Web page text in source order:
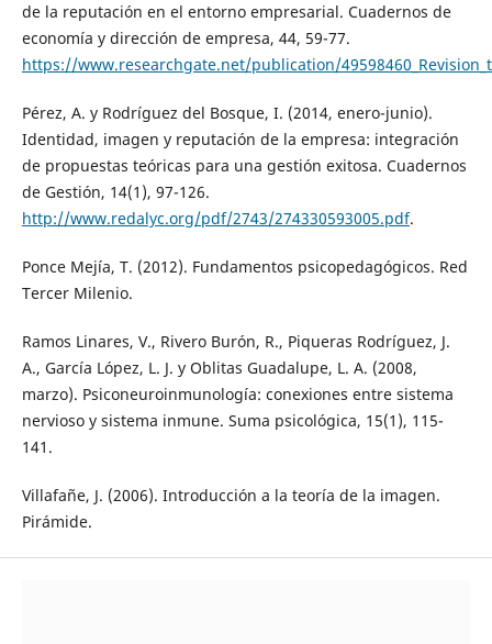
de la reputación en el entorno empresarial. Cuadernos de
economía y dirección de empresa, 44, 59-77.
https://www.researchgate.net/publication/
Pérez, A. y Rodríguez del Bosque, I. (2014, enero-junio).
Identidad, imagen y reputación de la empresa: integración
de propuestas teóricas para una gestión exitosa. Cuadernos
de Gestión, 14(1), 97-126.
http://www.redalyc.org/pdf/2743/274330593005.pdf.
Ponce Mejía, T. (2012). Fundamentos psicopedagógicos. Red
Tercer Milenio.
Ramos Linares, V., Rivero Burón, R., Piqueras Rodríguez, J.
A., García López, L. J. y Oblitas Guadalupe, L. A. (2008,
marzo). Psiconeuroinmunología: conexiones entre sistema
nervioso y sistema inmune. Suma psicológica, 15(1), 115-
141.
Villafañe, J. (2006). Introducción a la teoría de la imagen.
Pirámide.